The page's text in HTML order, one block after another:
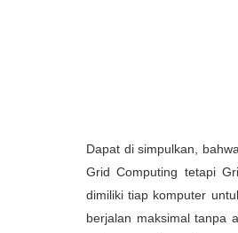
Dapat di simpulkan,
Grid Computing tetapi
dimiliki tiap komputer
berjalan maksimal tanpa